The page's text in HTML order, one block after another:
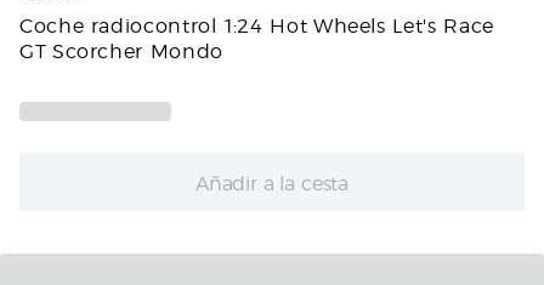
Coche radiocontrol 1:24 Hot Wheels Let's Race
GT Scorcher Mondo
Añadir a la cesta